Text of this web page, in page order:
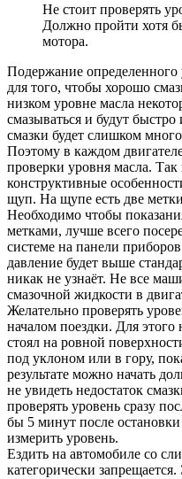
Не стоит проверять
Должно пройти хотя
мотора.
Подержание определенного
для того, чтобы хорошо
низком уровне масла
смазываться и будут
смазки будет слишком
Поэтому в каждом
проверки уровня масла.
конструктивные
щуп. На щупе есть две
Необходимо чтобы
метками, лучше всего
системе на панели
давление будет выше
никак не узнаёт. Не все
смазочной жидкости в
Желательно проверять
началом поездки. Для
стоял на ровной
под уклоном или в гору,
результате можно начать
не увидеть недостаток
проверять уровень сразу
бы 5 минут после
измерить уровень.
Ездить на автомобиле со
категорически